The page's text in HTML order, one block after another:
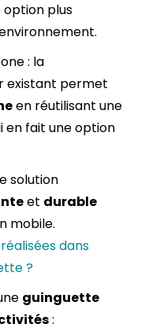
option plus
: la
existant permet
en réutilisant une
en fait une option
solution
et durable
mobile.
dans
?
guinguette
: